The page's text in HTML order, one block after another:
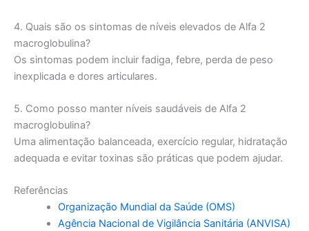
4. Quais são os sintomas de níveis elevados de Alfa 2
macroglobulina?
Os sintomas podem incluir fadiga, febre, perda de peso
inexplicada e dores articulares.
5. Como posso manter níveis saudáveis de Alfa 2
macroglobulina?
Uma alimentação balanceada, exercício regular, hidratação
adequada e evitar toxinas são práticas que podem ajudar.
Referências
Organização Mundial da Saúde (OMS)
Agência Nacional de Vigilância Sanitária (ANVISA)